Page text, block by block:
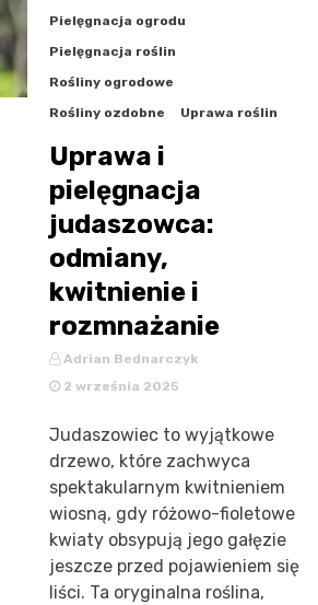
Pielęgnacja ogrodu
Pielęgnacja roślin
Rośliny ogrodowe
Rośliny ozdobne
Uprawa roślin
Uprawa i
pielęgnacja
judaszowca:
odmiany,
kwitnienie i
rozmnażanie
Adrian Bednarczyk
2 września 2025
Judaszowiec to wyjątkowe
drzewo, które zachwyca
spektakularnym kwitnieniem
wiosną, gdy różowo-fioletowe
kwiaty obsypują jego gałęzie
jeszcze przed pojawieniem się
liści. Ta oryginalna roślina,